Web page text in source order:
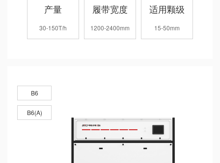
产量
30-150T/h
履带宽度
1200-2400mm
适用颗级
15-50mm
B6
B6(A)